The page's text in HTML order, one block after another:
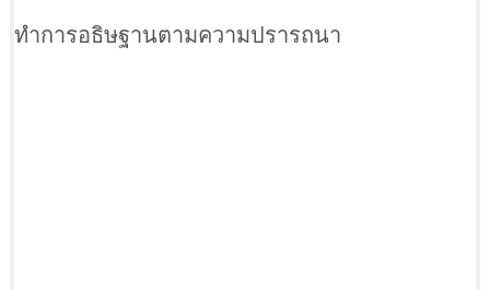
ทำการอธิษฐานตามความปรารถนา